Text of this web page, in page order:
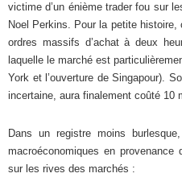
victime d’un énième trader fou sur
Noel Perkins. Pour la petite
ordres massifs d’achat à deux
laquelle le marché est
York et l’ouverture de Singapour).
incertaine, aura finalement coûté 10
Dans un registre moins
macroéconomiques en
sur les rives des marchés :